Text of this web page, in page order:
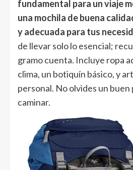
fundamental para un viaje
una mochila de buena
y adecuada para tus
de llevar solo lo esencial;
gramo cuenta. Incluye ropa
clima, un botiquín básico, y
personal. No olvides un buen
caminar.